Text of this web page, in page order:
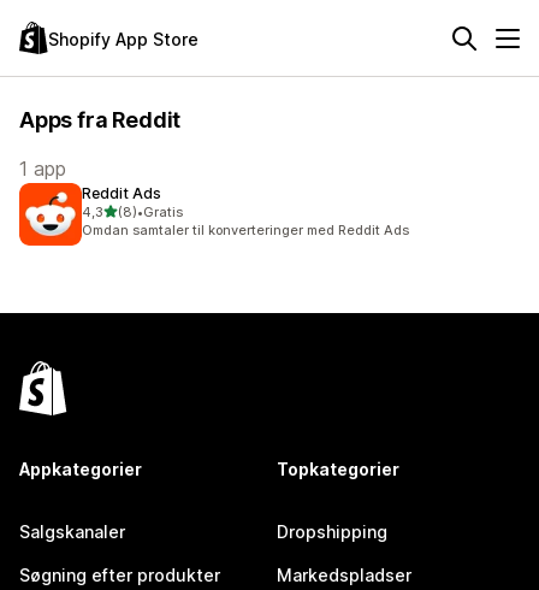
Shopify App Store
Apps fra Reddit
1 app
Reddit Ads
4,3ud af 5 stjerner
(8)
8 anmeldelser i alt
•Gratis
Omdan samtaler til konverteringer med Reddit Ads
Appkategorier
Salgskanaler
Søgning efter produkter
Topkategorier
Dropshipping
Markedspladser